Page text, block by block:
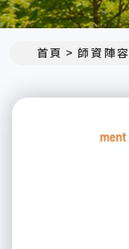
首頁 師資陣容